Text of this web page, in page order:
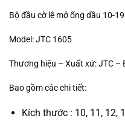
Bộ đầu cờ lê mở ống dầu 10-
Model: JTC 1605
Thương hiệu – Xuất xứ: JTC –
Bao gồm các chi tiết:
Kích thước : 10, 11, 12,